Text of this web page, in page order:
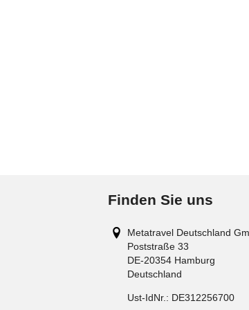
Finden Sie uns
Metatravel Deutschland
Poststraße 33
DE-20354 Hamburg
Deutschland
Ust-IdNr.: DE312256700